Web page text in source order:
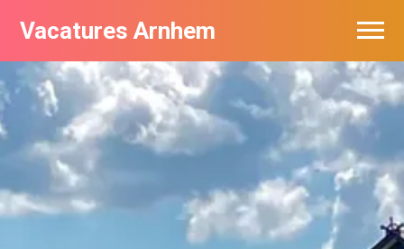
Vacatures Arnhem
Vacatures per bedrijf in Arnhem
Nieuwsbrief feed